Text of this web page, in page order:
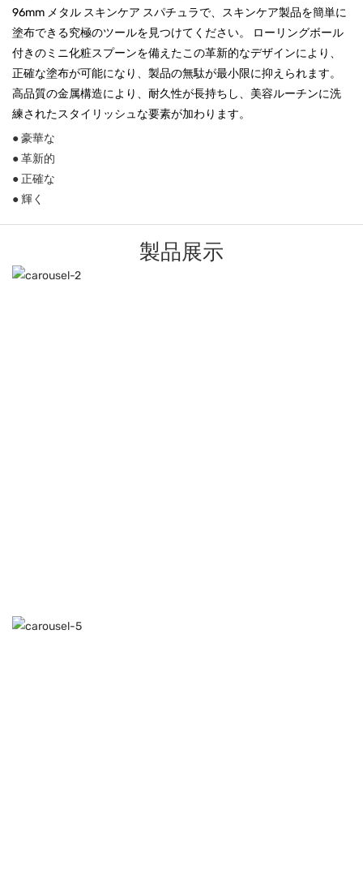
96mm メタル スキンケア スパチュラで、スキンケア製品を簡単に
塗布できる究極のツールを見つけてください。 ローリングボール
付きのミニ化粧スプーンを備えたこの革新的なデザインにより、
正確な塗布が可能になり、製品の無駄が最小限に抑えられます。
高品質の金属構造により、耐久性が長持ちし、美容ルーチンに洗
練されたスタイリッシュな要素が加わります。
● 豪華な
● 革新的
● 正確な
● 輝く
製品展示